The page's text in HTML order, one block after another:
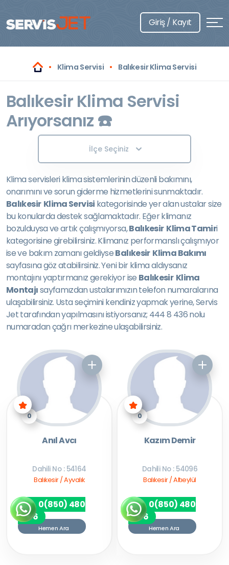
Giriş / Kayıt
Klima Servisi Balıkesir Klima Servisi
Balıkesir Klima Servisi
Arıyorsanız ☎️
İlçe Seçiniz
Klima servisleri klima sistemlerinin düzenli bakımını,
onarımını ve sorun giderme hizmetlerini sunmaktadır.
Balıkesir Klima Servisi kategorisinde yer alan ustalar size
bu konularda destek sağlamaktadır. Eğer klimanız
bozulduysa ve artık çalışmıyorsa,Balıkesir Klima Tamiri
kategorisine girebilirsiniz. Klimanız performanslı çalışmıyor
ise ve bakım zamanı geldiyseBalıkesir Klima Bakımı
sayfasına göz atabilirsiniz. Yeni bir klima aldıysanız
montajını yaptırmanız gerekiyor ise Balıkesir Klima
Montajısayfamızdan ustalarımızın telefon numaralarına
ulaşabilirsiniz. Usta seçimini kendiniz yapmak yerine, Servis
Jet tarafından yapılmasını istiyorsanız; 444 8 436 nolu
numaradan çağrı merkezine ulaşabilirsiniz.
0
Anıl Avcı
Dahili No : 54164
Balıkesir / Ayvalık
0(850) 480
7256
Hemen Ara
0
Kazım Demir
Dahili No : 54096
Balıkesir / Altıeylül
0(850) 480
7256
Hemen Ara